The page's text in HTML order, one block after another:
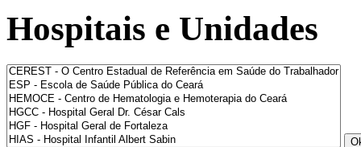
Hospitais e Unidades